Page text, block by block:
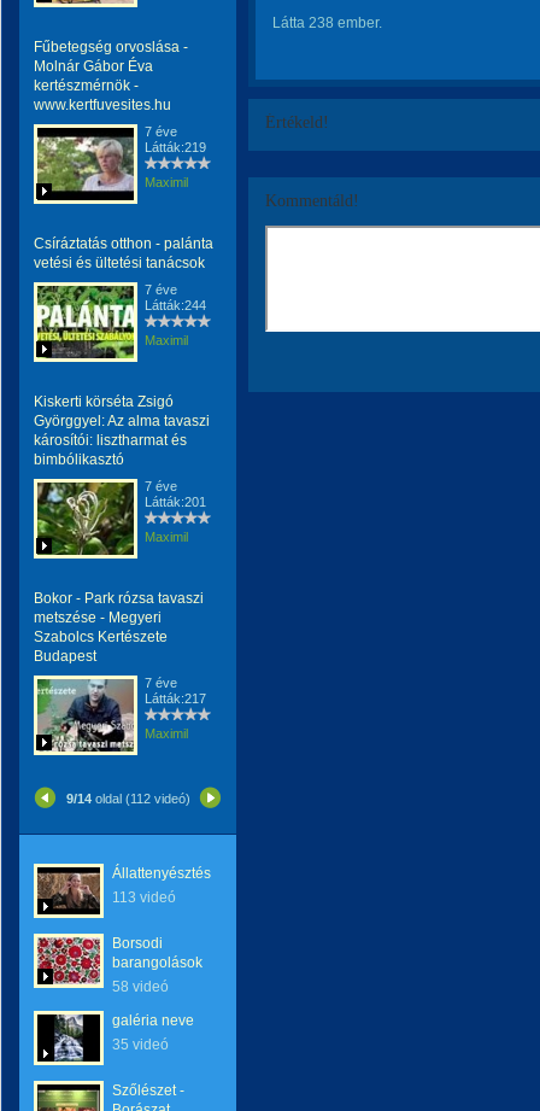
Fűbetegség orvoslása -
Molnár Gábor Éva
kertészmérnök -
www.kertfuvesites.hu
7 éve
Látták:219
Maximil
Csíráztatás otthon - palánta
vetési és ültetési tanácsok
7 éve
Látták:244
Maximil
Kiskerti körséta Zsigó
Györggyel: Az alma tavaszi
károsítói: lisztharmat és
bimbólikasztó
7 éve
Látták:201
Maximil
Bokor - Park rózsa tavaszi
metszése - Megyeri
Szabolcs Kertészete
Budapest
7 éve
Látták:217
Maximil
9/14oldal (112 videó)
Állattenyésztés
113 videó
Borsodi
barangolások
58 videó
galéria neve
35 videó
Szőlészet -
Látta 238 ember.
Értékeld!
Kommentáld!